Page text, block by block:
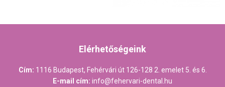
Elérhetőségeink
Cím: 1116 Budapest, Fehérvári út 126-128 2. emelet 5. és 6.
E-mail cím: info@fehervari-dental.hu